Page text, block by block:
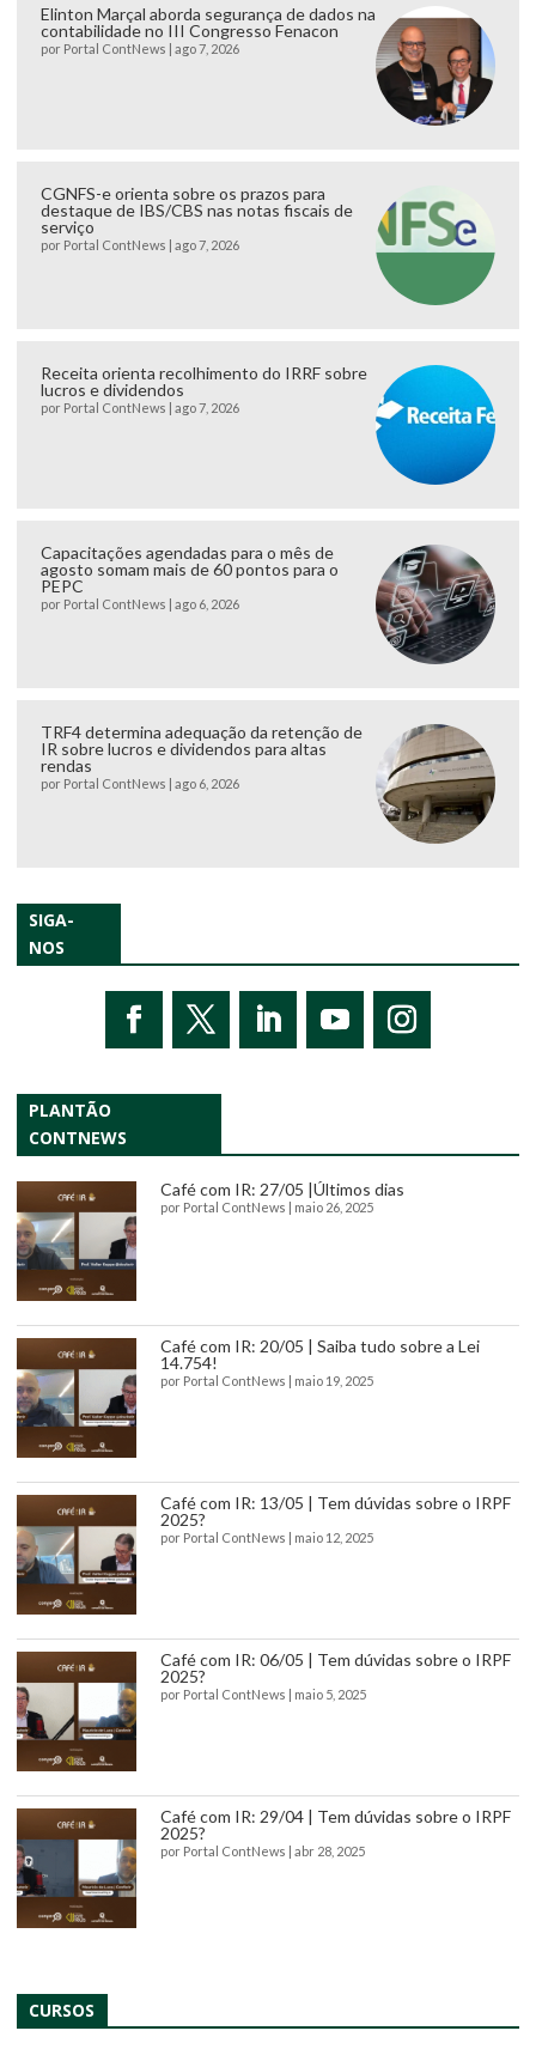
Elinton Marçal aborda segurança de dados na
contabilidade no III Congresso Fenacon
por Portal ContNews | ago 7, 2026
CGNFS-e orienta sobre os prazos para
destaque de IBS/CBS nas notas fiscais de
serviço
por Portal ContNews | ago 7, 2026
Receita orienta recolhimento do IRRF sobre
lucros e dividendos
por Portal ContNews | ago 7, 2026
Capacitações agendadas para o mês de
agosto somam mais de 60 pontos para o
PEPC
por Portal ContNews | ago 6, 2026
TRF4 determina adequação da retenção de
IR sobre lucros e dividendos para altas
rendas
por Portal ContNews | ago 6, 2026
SIGA-
NOS
PLANTÃO
CONTNEWS
Café com IR: 27/05 |Últimos dias
por Portal ContNews | maio 26, 2025
Café com IR: 20/05 | Saiba tudo sobre a Lei
14.754!
por Portal ContNews | maio 19, 2025
Café com IR: 13/05 | Tem dúvidas sobre o IRPF
2025?
por Portal ContNews | maio 12, 2025
Café com IR: 06/05 | Tem dúvidas sobre o IRPF
2025?
por Portal ContNews | maio 5, 2025
Café com IR: 29/04 | Tem dúvidas sobre o IRPF
2025?
por Portal ContNews | abr 28, 2025
CURSOS